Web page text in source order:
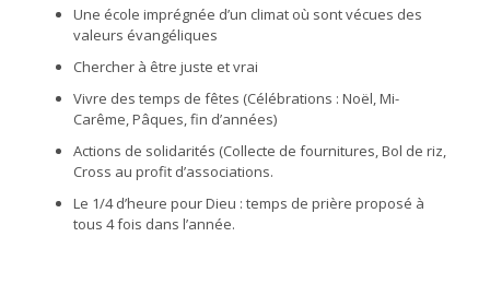
Une école imprégnée d’un climat où sont vécues des
valeurs évangéliques
Chercher à être juste et vrai
Vivre des temps de fêtes (Célébrations : Noël, Mi-
Carême, Pâques, fin d’années)
Actions de solidarités (Collecte de fournitures, Bol de riz,
Cross au profit d’associations.
Le 1/4 d’heure pour Dieu : temps de prière proposé à
tous 4 fois dans l’année.